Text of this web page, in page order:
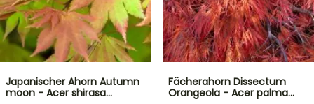
Japanischer Ahorn Autumn
moon - Acer shirasa…
Fächerahorn Dissectum
Orangeola - Acer palma…